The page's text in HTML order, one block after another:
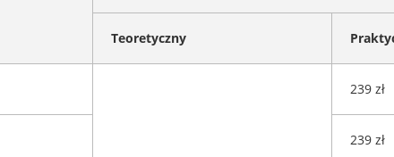
Teoretyczny
239 zł
239 zł